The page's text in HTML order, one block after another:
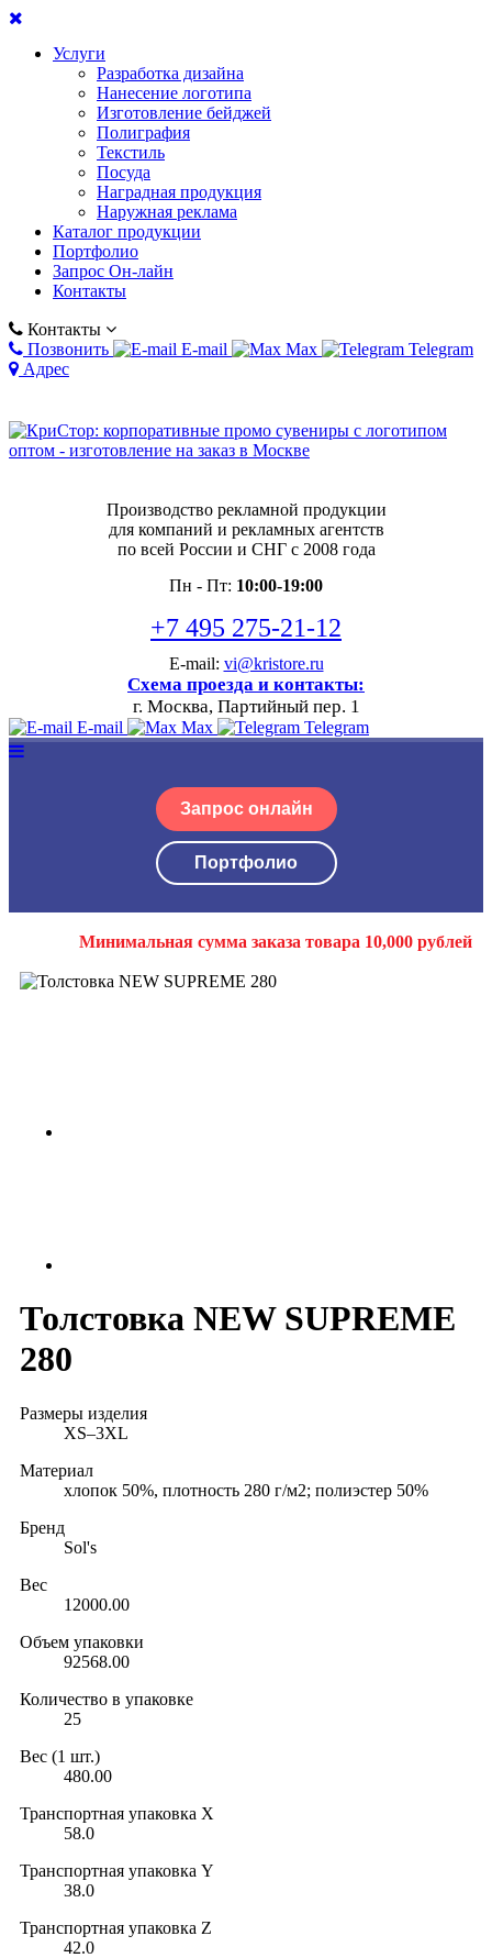
Услуги
Разработка дизайна
Нанесение логотипа
Изготовление бейджей
Полиграфия
Текстиль
Посуда
Наградная продукция
Наружная реклама
Каталог продукции
Портфолио
Запрос Он-лайн
Контакты
Контакты
Позвонить
E-mail Max
Telegram
Адрес
Производство рекламной продукции
для компаний и рекламных агентств
по всей России и СНГ с 2008 года
Пн - Пт: 10:00-19:00
+7 495 275-21-12
E-mail: vi@kristore.ru
Схема проезда и контакты:
г. Москва, Партийный пер. 1
E-mail Max Telegram
Запрос онлайн
Портфолио
Минимальная сумма заказа товара 10,000 рублей
Толстовка NEW SUPREME
280
Размеры изделия
XS–3XL
Материал
хлопок 50%, плотность 280 г/м2; полиэстер 50%
Бренд
Sol's
Вес
12000.00
Объем упаковки
92568.00
Количество в упаковке
25
Вес (1 шт.)
480.00
Транспортная упаковка X
58.0
Транспортная упаковка Y
38.0
Транспортная упаковка Z
42.0